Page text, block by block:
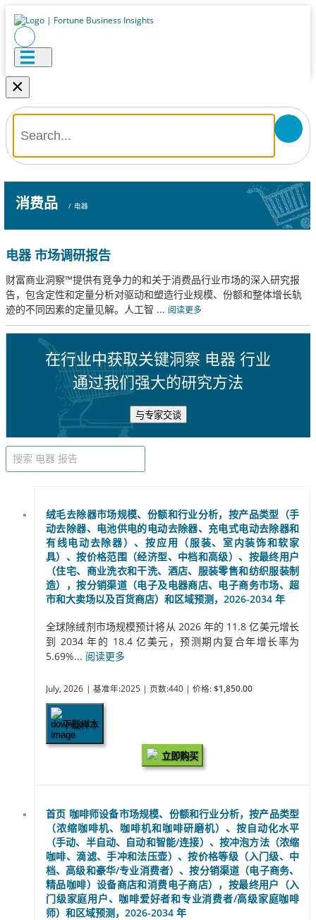
×
消费品 / 电器
电器 市场调研报告
财富商业洞察™提供有竞争力的和关于消费品行业市场的深入研究报
告，包含定性和定量分析对驱动和塑造行业规模、份额和整体增长轨
迹的不同因素的定量见解。人工智 ... 阅读更多
在行业中获取关键洞察 电器 行业
通过我们强大的研究方法
与专家交谈
绒毛去除器市场规模、份额和行业分析，按产品类型（手
动去除器、电池供电的电动去除器、充电式电动去除器和
有线电动去除器）、按应用（服装、室内装饰和软家
具）、按价格范围（经济型、中档和高级）、按最终用户
（住宅、商业洗衣和干洗、酒店、服装零售和纺织服装制
造），按分销渠道（电子及电器商店、电子商务市场、超
市和大卖场以及百货商店）和区域预测，2026-2034 年
全球除绒剂市场规模预计将从 2026 年的 11.8 亿美元增长
到 2034 年的 18.4 亿美元，预测期内复合年增长率为
5.69%... 阅读更多
July, 2026 | 基准年:2025 | 页数:440 | 价格: $1,850.00
下载样本
立即购买
首页 咖啡师设备市场规模、份额和行业分析，按产品类型
（浓缩咖啡机、咖啡机和咖啡研磨机）、按自动化水平
（手动、半自动、自动和智能/连接）、按冲泡方法（浓缩
咖啡、滴滤、手冲和法压壶）、按价格等级（入门级、中
档、高级和豪华/专业消费者）、按分销渠道（电子商务、
精品咖啡）设备商店和消费电子商店），按最终用户（入
门级家庭用户、咖啡爱好者和专业消费者/高级家庭咖啡
师）和区域预测，2026-2034 年